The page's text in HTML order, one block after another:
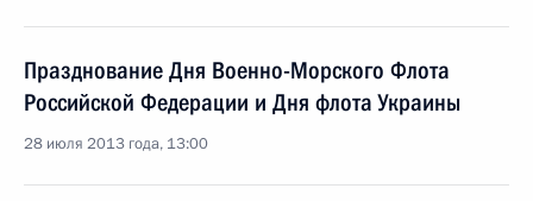
Празднование Дня Военно-Морского Флота
Российской Федерации и Дня флота Украины
28 июля 2013 года, 13:00